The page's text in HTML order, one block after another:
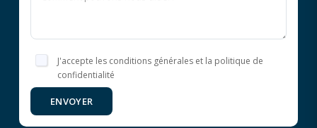
J'accepte les conditions générales et la politique de
confidentialité
ENVOYER